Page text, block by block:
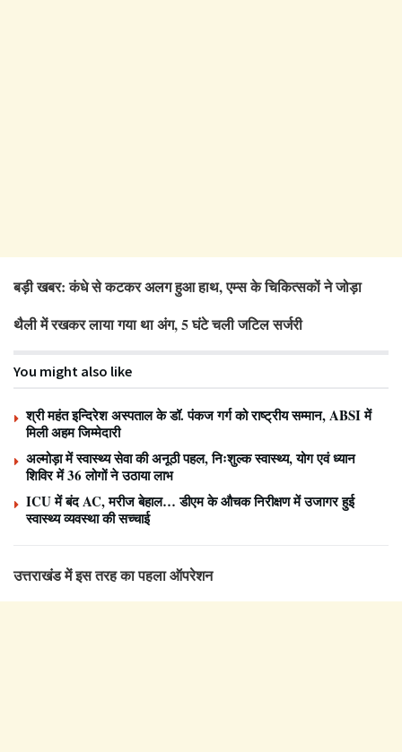
बड़ी खबर: कंधे से कटकर अलग हुआ हाथ, एम्स के चिकित्सकों ने जोड़ा
थैली में रखकर लाया गया था अंग, 5 घंटे चली जटिल सर्जरी
You might also like
श्री महंत इन्दिरेश अस्पताल के डॉ. पंकज गर्ग को राष्ट्रीय सम्मान, ABSI में
मिली अहम जिम्मेदारी
अल्मोड़ा में स्वास्थ्य सेवा की अनूठी पहल, निःशुल्क स्वास्थ्य, योग एवं ध्यान
शिविर में 36 लोगों ने उठाया लाभ
ICU में बंद AC, मरीज बेहाल… डीएम के औचक निरीक्षण में उजागर हुई
स्वास्थ्य व्यवस्था की सच्चाई
उत्तराखंड में इस तरह का पहला ऑपरेशन